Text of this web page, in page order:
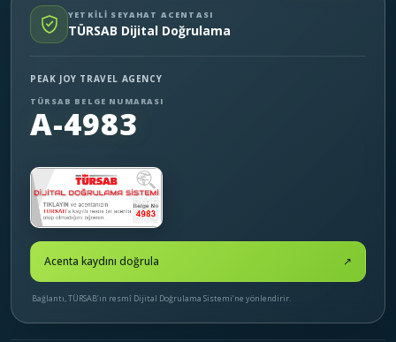
YETKİLİ SEYAHAT ACENTASI
TÜRSAB Dijital Doğrulama
PEAK JOY TRAVEL AGENCY
TÜRSAB BELGE NUMARASI
A-4983
Acenta kaydını doğrula ↗
Bağlantı, TÜRSAB’ın resmî Dijital Doğrulama Sistemi’ne yönlendirir.